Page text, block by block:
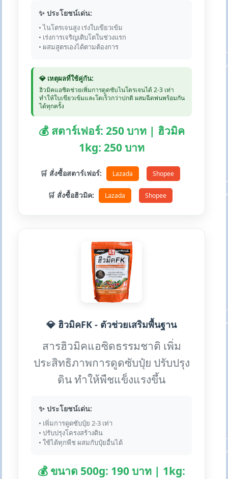
✨ ประโยชน์เด่น:
• ไนโตรเจนสูง เร่งใบเขียวเข้ม
• เร่งการเจริญเติบโตในช่วงแรก
• ผสมสูตรเองได้ตามต้องการ
💎 เหตุผลที่ใช้คู่กัน:
ฮิวมิคแอซิดช่วยเพิ่มการดูดซับไนโตรเจนได้ 2-3 เท่า
ทำให้ใบเขียวเข้มและโตเร็วกว่าปกติ ผสมฉีดพ่นพร้อมกัน
ได้ทุกครั้ง
💰 สตาร์เฟอร์: 250 บาท | ฮิวมิค
1kg: 250 บาท
🛒 สั่งซื้อสตาร์เฟอร์: Lazada Shopee
🛒 สั่งซื้อฮิวมิค: Lazada Shopee
💎 ฮิวมิคFK - ตัวช่วยเสริมพื้นฐาน
สารฮิวมิคแอซิดธรรมชาติ เพิ่ม
ประสิทธิภาพการดูดซับปุ๋ย ปรับปรุง
ดิน ทำให้พืชแข็งแรงขึ้น
✨ ประโยชน์เด่น:
• เพิ่มการดูดซับปุ๋ย 2-3 เท่า
• ปรับปรุงโครงสร้างดิน
• ใช้ได้ทุกพืช ผสมกับปุ๋ยอื่นได้
💰 ขนาด 500g: 190 บาท | 1kg: